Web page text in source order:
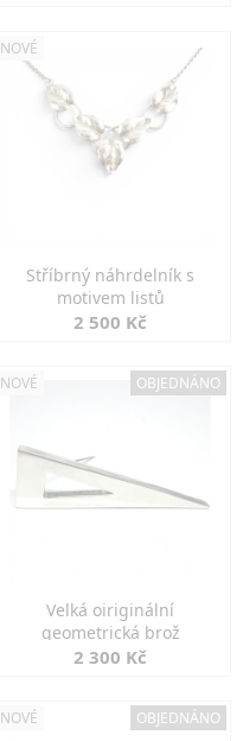
NOVÉ
Stříbrný náhrdelník s
motivem listů
2 500 Kč
NOVÉ OBJEDNÁNO
Velká oiriginální
geometrická brož
2 300 Kč
NOVÉ OBJEDNÁNO